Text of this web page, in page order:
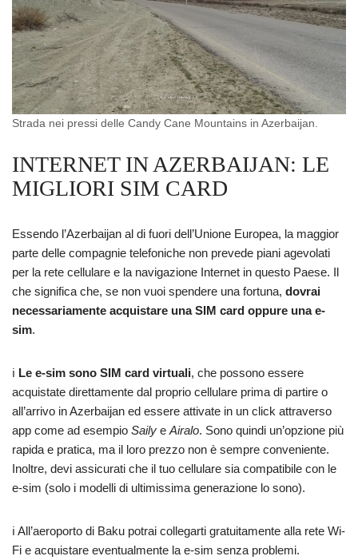
Strada nei pressi delle Candy Cane Mountains in Azerbaijan.
INTERNET IN AZERBAIJAN: LE
MIGLIORI SIM CARD
Essendo l’Azerbaijan al di fuori dell’Unione Europea, la maggior
parte delle compagnie telefoniche non prevede piani agevolati
per la rete cellulare e la navigazione Internet in questo Paese. Il
che significa che, se non vuoi spendere una fortuna, dovrai
necessariamente acquistare una SIM card oppure una e-
sim.
ℹ️ Le e-sim sono SIM card virtuali, che possono essere
acquistate direttamente dal proprio cellulare prima di partire o
all’arrivo in Azerbaijan ed essere attivate in un click attraverso
app come ad esempio Saily e Airalo. Sono quindi un’opzione più
rapida e pratica, ma il loro prezzo non è sempre conveniente.
Inoltre, devi assicurati che il tuo cellulare sia compatibile con le
e-sim (solo i modelli di ultimissima generazione lo sono).
ℹ️ All’aeroporto di Baku potrai collegarti gratuitamente alla rete Wi-
Fi e acquistare eventualmente la e-sim senza problemi.